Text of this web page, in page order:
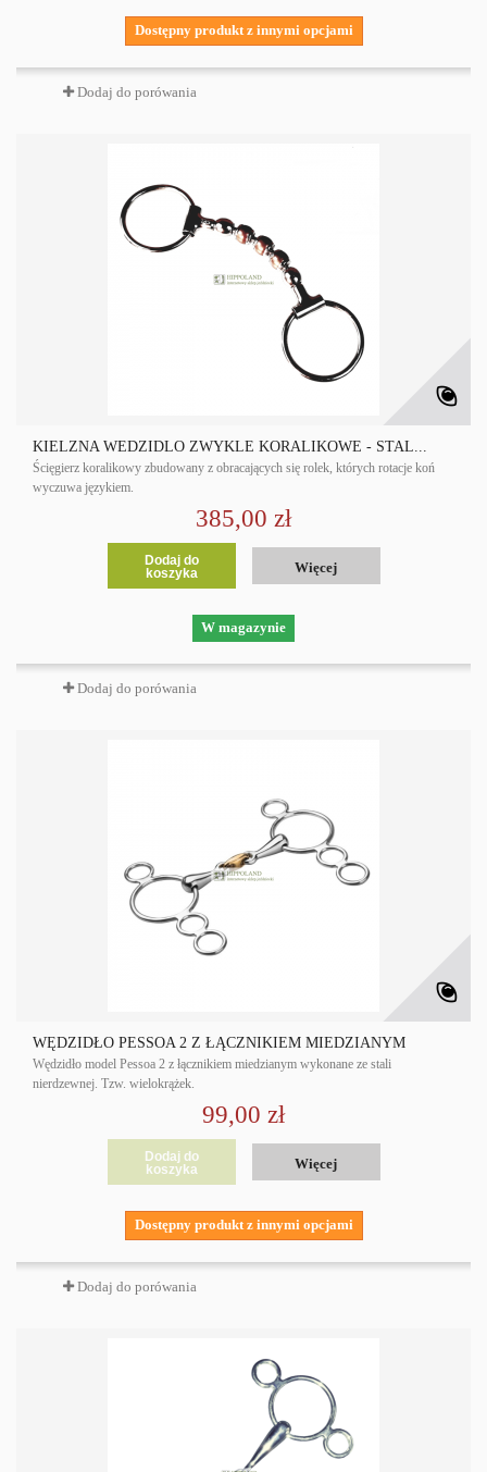
Dostępny produkt z innymi opcjami
Dodaj do porówania
KIELZNA WEDZIDLO ZWYKLE KORALIKOWE - STAL...
Ścięgierz koralikowy zbudowany z obracających się rolek, których rotacje koń
wyczuwa językiem.
385,00 zł
Dodaj do
koszyka
Więcej
W magazynie
Dodaj do porówania
WĘDZIDŁO PESSOA 2 Z ŁĄCZNIKIEM MIEDZIANYM
Wędzidło model Pessoa 2 z łącznikiem miedzianym wykonane ze stali
nierdzewnej. Tzw. wielokrążek.
99,00 zł
Dodaj do
koszyka
Więcej
Dostępny produkt z innymi opcjami
Dodaj do porówania